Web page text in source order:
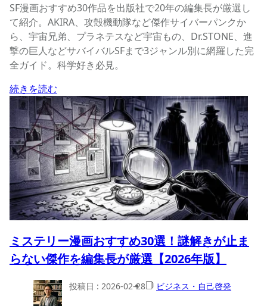
SF漫画おすすめ30作品を出版社で20年の編集長が厳選し
て紹介。AKIRA、攻殻機動隊など傑作サイバーパンクか
ら、宇宙兄弟、プラネテスなど宇宙もの、Dr.STONE、進
撃の巨人などサバイバルSFまで3ジャンル別に網羅した完
全ガイド。科学好き必見。
続きを読む
ミステリー漫画おすすめ30選！謎解きが止ま
らない傑作を編集長が厳選【2026年版】
投稿日 : 2026-02-28 ビジネス・自己啓発